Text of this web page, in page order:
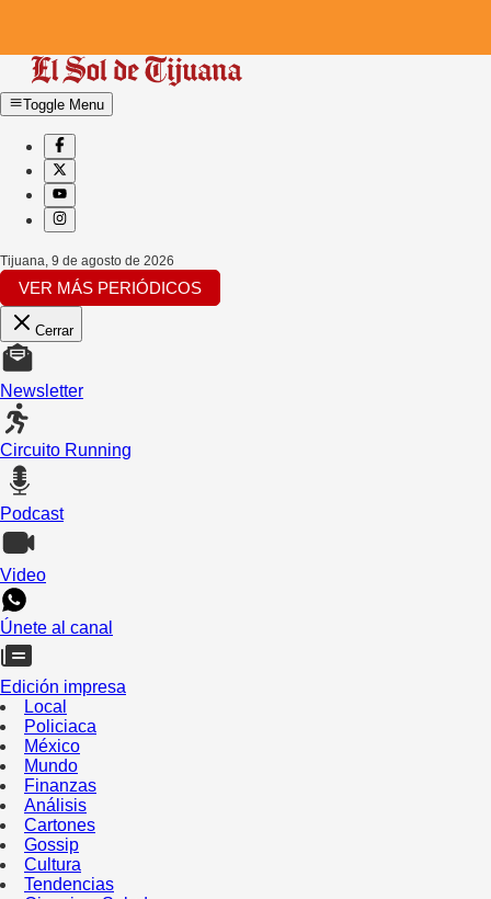
Toggle Menu
Tijuana 9 de agosto de 2026
VER MÁS PERIÓDICOS
Cerrar
Newsletter
Circuito Running
Podcast
Video
Únete al canal
Edición impresa
Local
Policiaca
México
Mundo
Finanzas
Análisis
Cartones
Gossip
Cultura
Tendencias